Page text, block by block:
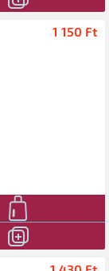
1 150 Ft‎